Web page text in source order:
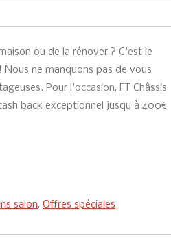
ou de la rénover ? C'est le
Nous ne manquons pas de vous
Pour l'occasion, FT Châssis
back exceptionnel jusqu'à 400€
salon, Offres spéciales